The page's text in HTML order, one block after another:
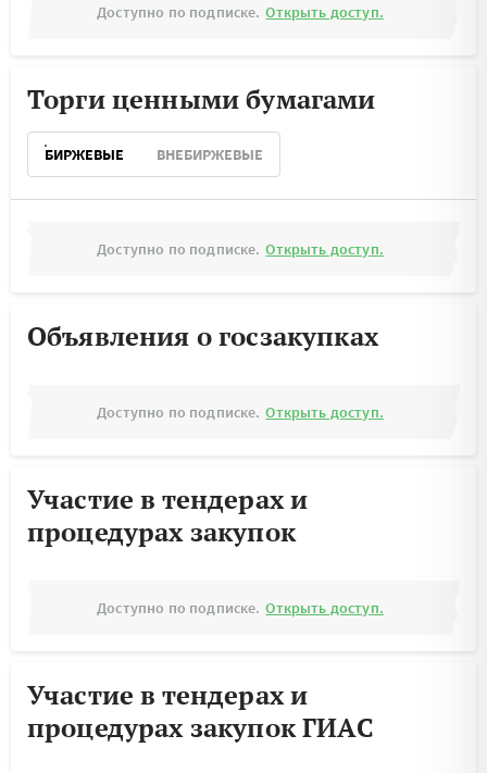
Доступно по подписке. Открыть доступ.
Торги ценными бумагами
БИРЖЕВЫЕ ВНЕБИРЖЕВЫЕ
Доступно по подписке. Открыть доступ.
Объявления о госзакупках
Доступно по подписке. Открыть доступ.
Участие в тендерах и
процедурах закупок
Доступно по подписке. Открыть доступ.
Участие в тендерах и
процедурах закупок ГИАС